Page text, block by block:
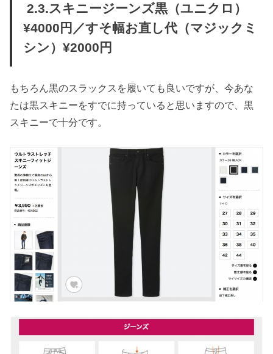
2.3.スキニージーンズ黒（ユニクロ）
¥4000円／すそ幅お直し代（マジックミ
シン）¥2000円
もちろん黒のスラックスを履いても良いですが、今あな
たは黒スキニーをすでに持っていると思いますので、黒
スキニーで十分です。